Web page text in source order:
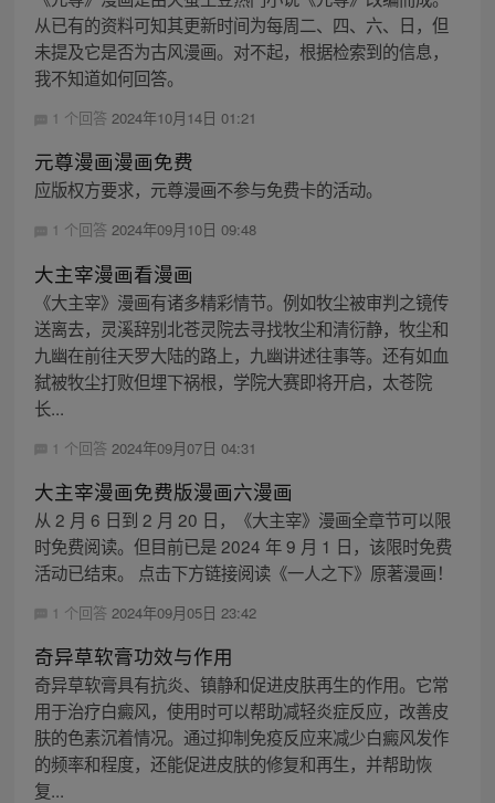
从已有的资料可知其更新时间为每周二、四、六、日，但
未提及它是否为古风漫画。对不起，根据检索到的信息，
我不知道如何回答。
1 个回答 2024年10月14日 01:21
元尊漫画漫画免费
应版权方要求，元尊漫画不参与免费卡的活动。
1 个回答 2024年09月10日 09:48
大主宰漫画看漫画
《大主宰》漫画有诸多精彩情节。例如牧尘被审判之镜传
送离去，灵溪辞别北苍灵院去寻找牧尘和清衍静，牧尘和
九幽在前往天罗大陆的路上，九幽讲述往事等。还有如血
弑被牧尘打败但埋下祸根，学院大赛即将开启，太苍院
长...
1 个回答 2024年09月07日 04:31
大主宰漫画免费版漫画六漫画
从 2 月 6 日到 2 月 20 日，《大主宰》漫画全章节可以限
时免费阅读。但目前已是 2024 年 9 月 1 日，该限时免费
活动已结束。 点击下方链接阅读《一人之下》原著漫画！
1 个回答 2024年09月05日 23:42
奇异草软膏功效与作用
奇异草软膏具有抗炎、镇静和促进皮肤再生的作用。它常
用于治疗白癜风，使用时可以帮助减轻炎症反应，改善皮
肤的色素沉着情况。通过抑制免疫反应来减少白癜风发作
的频率和程度，还能促进皮肤的修复和再生，并帮助恢
复...